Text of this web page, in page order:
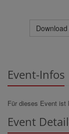
Download
Event-Infos
Für dieses Event ist
Event